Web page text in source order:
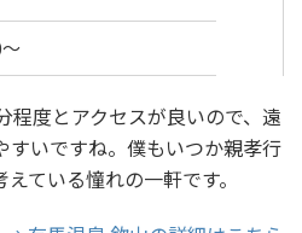
程度とアクセスが良いので、遠
すいですね。僕もいつか親孝行
ている憧れの一軒です。